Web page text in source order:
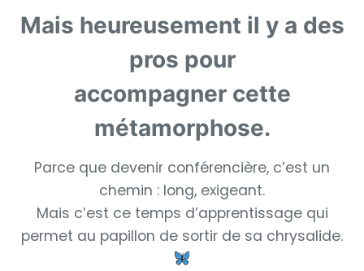
Mais heureusement il y a des
pros pour
accompagner cette
métamorphose.
Parce que devenir conférencière, c’est un
chemin : long, exigeant.
Mais c’est ce temps d’apprentissage qui
permet au papillon de sortir de sa chrysalide.